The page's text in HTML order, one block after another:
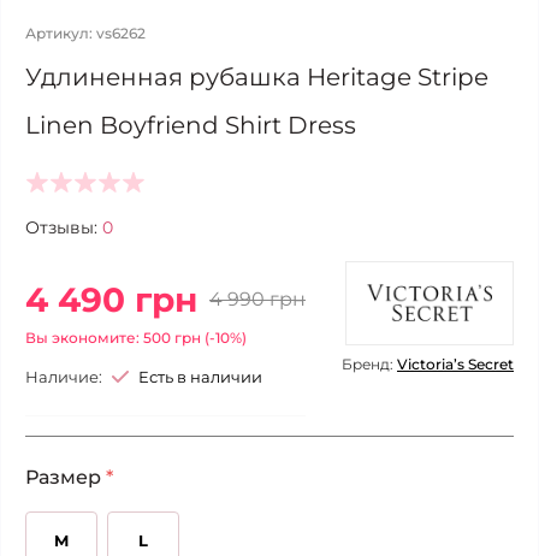
Артикул: vs6262
Удлиненная рубашка Heritage Stripe
Linen Boyfriend Shirt Dress
Отзывы: 0
4 490 грн 4 990 грн
Вы экономите: 500 грн (-10%)
Наличие: Есть в наличии
Бренд: Victoria’s Secret
Размер *
M L